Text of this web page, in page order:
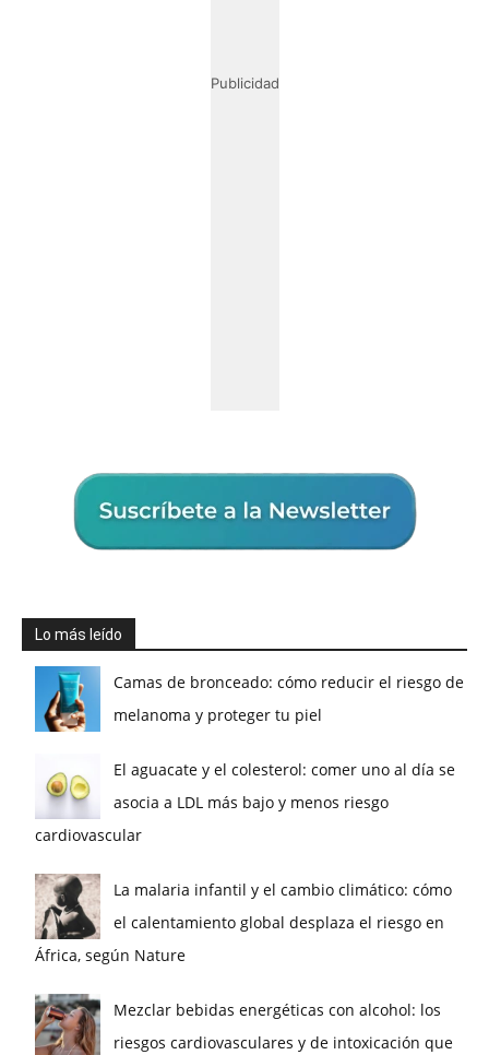
Publicidad
Lo más leído
Camas de bronceado: cómo reducir el riesgo de
melanoma y proteger tu piel
El aguacate y el colesterol: comer uno al día se
asocia a LDL más bajo y menos riesgo
cardiovascular
La malaria infantil y el cambio climático: cómo
el calentamiento global desplaza el riesgo en
África, según Nature
Mezclar bebidas energéticas con alcohol: los
riesgos cardiovasculares y de intoxicación que